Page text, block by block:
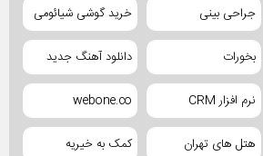
جراحی بینی خرید گوشی شیائومی
بخورات دانلود آهنگ جدید
نرم افزار CRM webone.co
هتل های تهران کمک به خیریه